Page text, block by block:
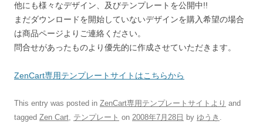
他にも様々なデザイン、及びテンプレートを公開中!!
まだダウンロードを開始していないデザインを購入希望の場合
は商品ページよりご連絡ください。
問合せがあったものより優先的に作成させていただきます。
ZenCart専用テンプレートサイトはこちらから
This entry was posted in ZenCart専用テンプレートサイトより and
tagged Zen Cart, テンプレート on 2008年7月28日 by ゆうき .